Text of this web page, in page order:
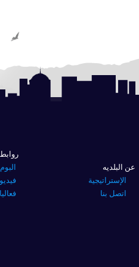
عن البلديه
الإستراتيجية
اتصل بنا
فيديو